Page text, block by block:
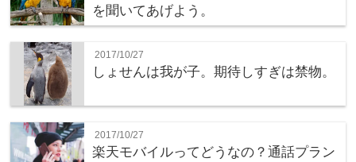
を聞いてあげよう。
2017/10/27
しょせんは我が子。期待しすぎは禁物。
2017/10/27
楽天モバイルってどうなの？通話プラン